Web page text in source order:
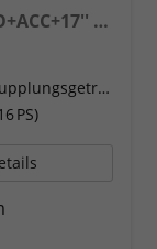
Limited (Life+) KAMERA+LED+VICO+ACC+17'' ALU
Doppelkupplungsgetriebe (DSG)
PS)